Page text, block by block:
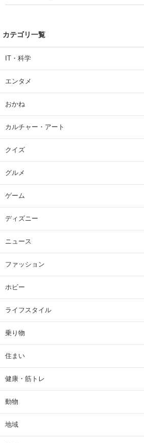
カテゴリ一覧
IT・科学
エンタメ
おかね
カルチャー・アート
クイズ
グルメ
ゲーム
ディズニー
ニュース
ファッション
ホビー
ライフスタイル
乗り物
住まい
健康・筋トレ
動物
地域